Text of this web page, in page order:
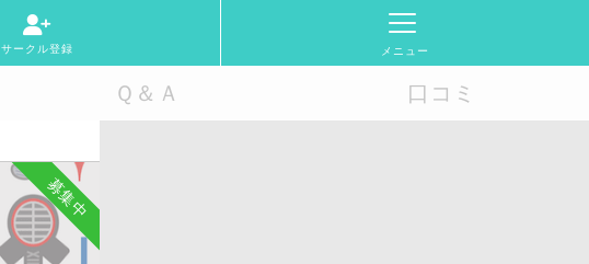
サークル登録 メニュー
Ｑ＆Ａ 口コミ
募集中